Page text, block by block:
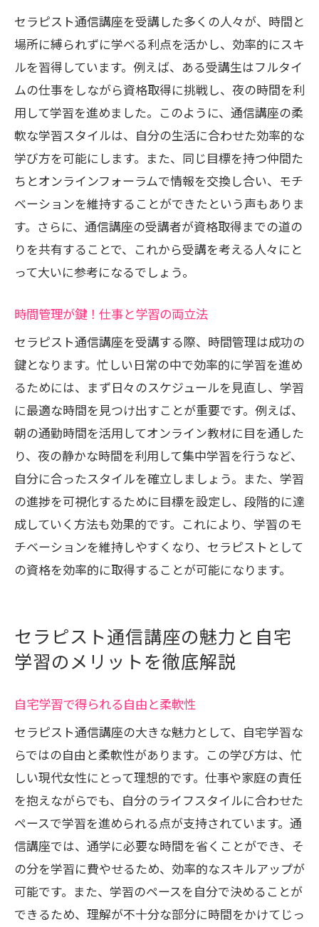
忙しい日々の中でのリフレッシュ法
セラピストとしての一歩を踏み出す通信講座
の選び方ガイド
初心者におすすめの通信講座の選び方
セラピストを目指すための講座選択基準
選ぶべき講座の特長と内容
講座選びで失敗しないためのポイント
通信講座を選ぶ際の注意点
自分に合った講座を見極める方法
セラピスト通信講座を受講した多くの人々が、時間と
場所に縛られずに学べる利点を活かし、効率的にスキ
ルを習得しています。例えば、ある受講生はフルタイ
ムの仕事をしながら資格取得に挑戦し、夜の時間を利
用して学習を進めました。このように、通信講座の柔
軟な学習スタイルは、自分の生活に合わせた効率的な
学び方を可能にします。また、同じ目標を持つ仲間た
ちとオンラインフォーラムで情報を交換し合い、モチ
ベーションを維持することができたという声もありま
す。さらに、通信講座の受講者が資格取得までの道の
りを共有することで、これから受講を考える人々にと
って大いに参考になるでしょう。
時間管理が鍵！仕事と学習の両立法
セラピスト通信講座を受講する際、時間管理は成功の
鍵となります。忙しい日常の中で効率的に学習を進め
るためには、まず日々のスケジュールを見直し、学習
に最適な時間を見つけ出すことが重要です。例えば、
朝の通勤時間を活用してオンライン教材に目を通した
り、夜の静かな時間を利用して集中学習を行うなど、
自分に合ったスタイルを確立しましょう。また、学習
の進捗を可視化するために目標を設定し、段階的に達
成していく方法も効果的です。これにより、学習のモ
チベーションを維持しやすくなり、セラピストとして
の資格を効率的に取得することが可能になります。
セラピスト通信講座の魅力と自宅
学習のメリットを徹底解説
自宅学習で得られる自由と柔軟性
セラピスト通信講座の大きな魅力として、自宅学習な
らではの自由と柔軟性があります。この学び方は、忙
しい現代女性にとって理想的です。仕事や家庭の責任
を抱えながらでも、自分のライフスタイルに合わせた
ペースで学習を進められる点が支持されています。通
信講座では、通学に必要な時間を省くことができ、そ
の分を学習に費やせるため、効率的なスキルアップが
可能です。また、学習のペースを自分で決めることが
できるため、理解が不十分な部分に時間をかけてじっ